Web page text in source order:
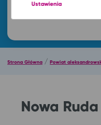
Strona Główna / Powiat
Nowa
Ustawienia